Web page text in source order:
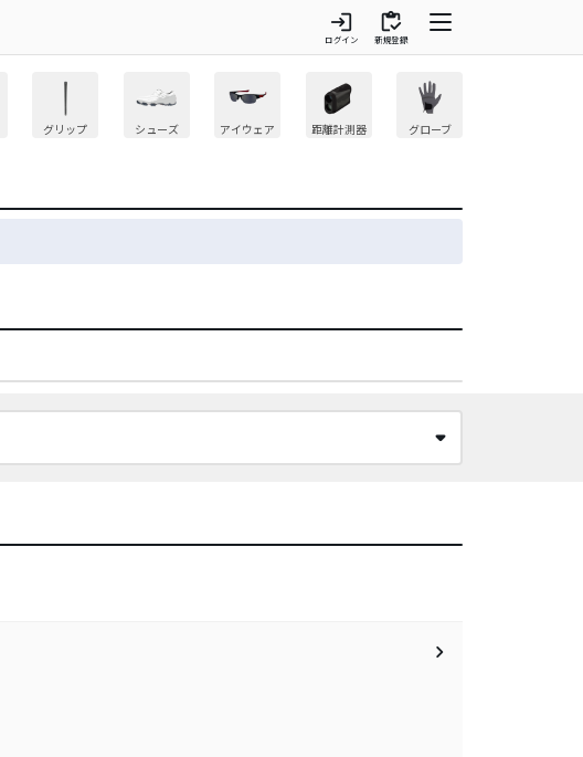
login
ログイン
inventory
新規登録
グリップ シューズ アイウェア 距離計測器 グローブ